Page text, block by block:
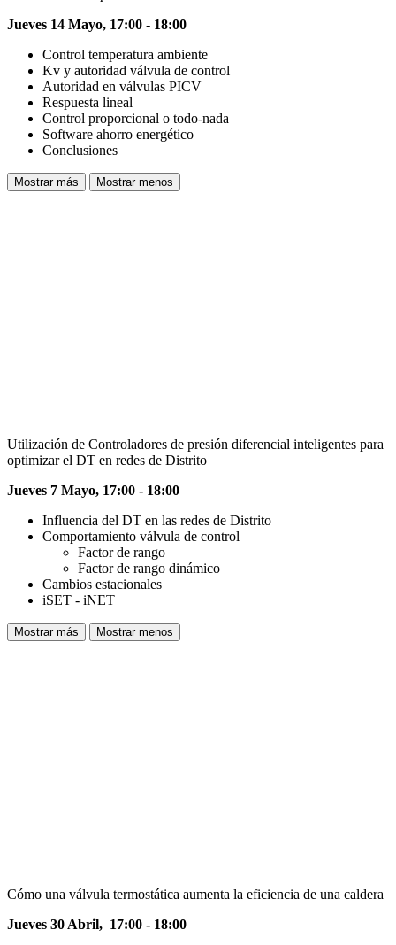
Jueves 14 Mayo, 17:00 - 18:00
Control temperatura ambiente
Kv y autoridad válvula de control
Autoridad en válvulas PICV
Respuesta lineal
Control proporcional o todo-nada
Software ahorro energético
Conclusiones
Mostrar más Mostrar menos
Utilización de Controladores de presión diferencial inteligentes para
optimizar el DT en redes de Distrito
Jueves 7 Mayo, 17:00 - 18:00
Influencia del DT en las redes de Distrito
Comportamiento válvula de control
Factor de rango
Factor de rango dinámico
Cambios estacionales
iSET - iNET
Mostrar más Mostrar menos
Cómo una válvula termostática aumenta la eficiencia de una caldera
Jueves 30 Abril, 17:00 - 18:00